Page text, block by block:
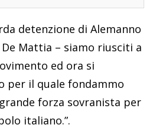
detenzione di Alemanno
Mattia – siamo riusciti a
ed ora si
per il quale fondammo
forza sovranista per
italiano.”.